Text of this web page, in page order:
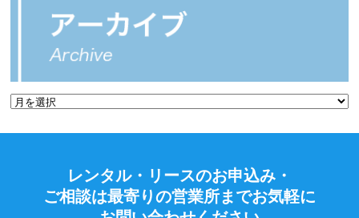
レンタル・リースのお申込み・
ご相談は最寄りの営業所までお気軽に